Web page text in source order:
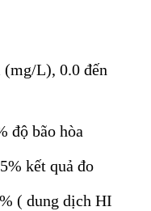
(mg/L), 0.0 đến
độ bão hòa
kết quả đo
( dung dịch HI